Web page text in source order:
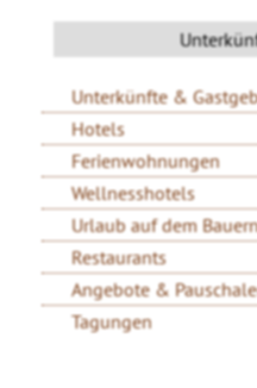
Unterkünfte &
Hotels
Ferienwohnungen
Wellnesshotels
Urlaub auf dem
Restaurants
Angebote &
Tagungen